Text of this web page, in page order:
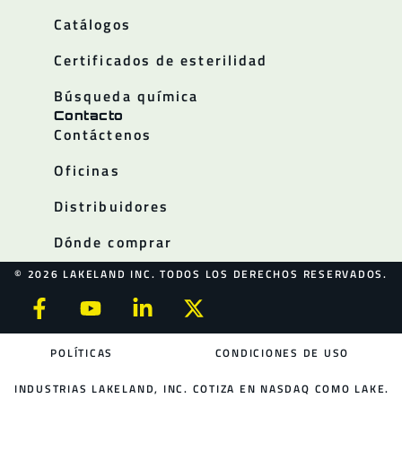
Catálogos
Certificados de esterilidad
Búsqueda química
Contacto
Contáctenos
Oficinas
Distribuidores
Dónde comprar
© 2026 LAKELAND INC. TODOS LOS DERECHOS RESERVADOS.
POLÍTICAS CONDICIONES DE USO
INDUSTRIAS LAKELAND, INC. COTIZA EN NASDAQ COMO LAKE.